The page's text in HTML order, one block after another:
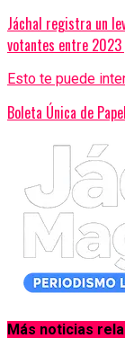
Jáchal registra un
votantes entre
Esto te puede
Boleta Única de
Más noticias